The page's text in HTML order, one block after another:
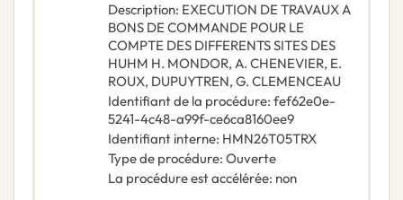
Description: EXECUTION DE TRAVAUX A
BONS DE COMMANDE POUR LE
COMPTE DES DIFFERENTS SITES DES
HUHM H. MONDOR, A. CHENEVIER, E.
ROUX, DUPUYTREN, G. CLEMENCEAU
Identifiant de la procédure: fef62e0e-
5241-4c48-a99f-ce6ca8160ee9
Identifiant interne: HMN26T05TRX
Type de procédure: Ouverte
La procédure est accélérée: non